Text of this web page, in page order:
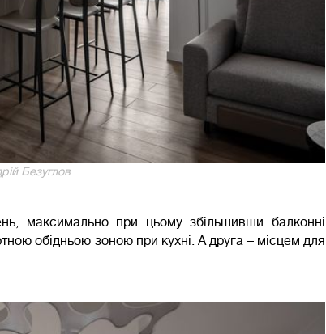
Безуглов
максимально при цьому збільшивши балконні
обідньою зоною при кухні. А друга – місцем для